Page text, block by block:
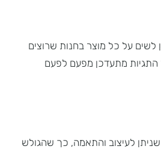
לשים על כל מוצר בחנות שרוצים
מתעדכן מפעם לפעם
לעיצוב והתאמה, כך שהגולש